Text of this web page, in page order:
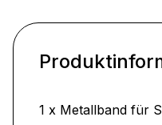
1 x Metallband für